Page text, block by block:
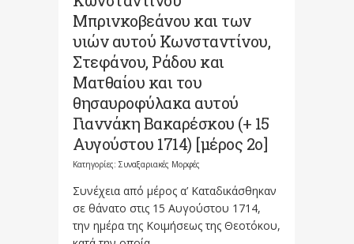
Μπρινκοβεάνου και των
υιών αυτού Κωνσταντίνου,
Στεφάνου, Ράδου και
Ματθαίου και του
θησαυροφύλακα αυτού
Γιαννάκη Βακαρέσκου (+ 15
Αυγούστου 1714) [μέρος 2ο]
Κατηγορίες: Συναξαριακές Μορφές
Συνέχεια από μέρος α’ Καταδικάσθηκαν
σε θάνατο στις 15 Αυγούστου 1714,
την ημέρα της Κοιμήσεως της Θεοτόκου,